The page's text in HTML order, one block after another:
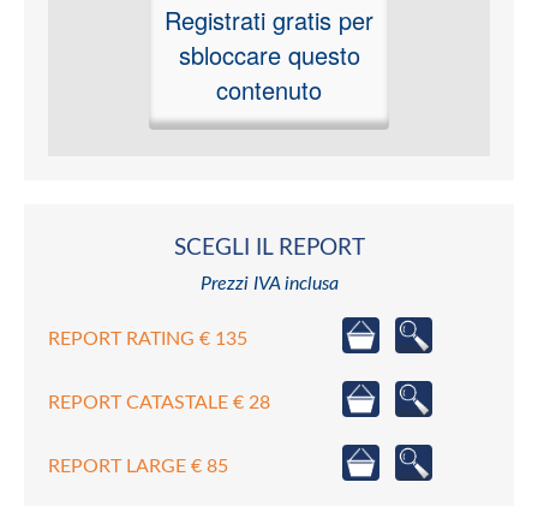
Registrati gratis per
sbloccare questo
contenuto
SCEGLI IL REPORT
Prezzi IVA inclusa
REPORT RATING € 135
REPORT CATASTALE € 28
REPORT LARGE € 85